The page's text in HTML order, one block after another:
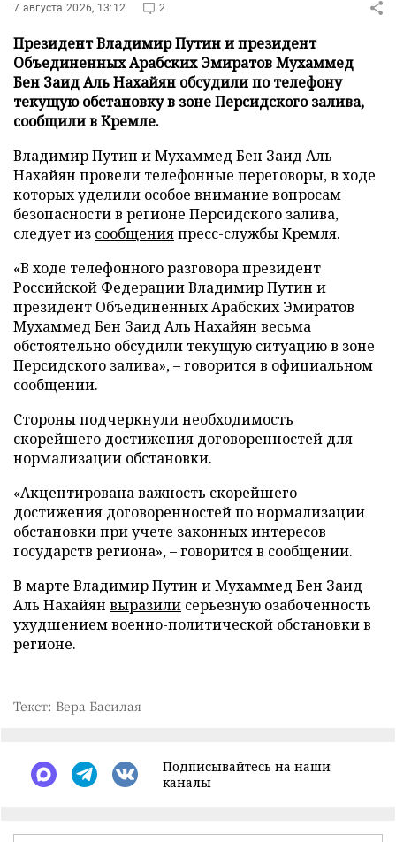
7 августа 2026, 13:12 2
Президент Владимир Путин и президент
Объединенных Арабских Эмиратов Мухаммед
Бен Заид Аль Нахайян обсудили по телефону
текущую обстановку в зоне Персидского залива,
сообщили в Кремле.
Владимир Путин и Мухаммед Бен Заид Аль
Нахайян провели телефонные переговоры, в ходе
которых уделили особое внимание вопросам
безопасности в регионе Персидского залива,
следует из сообщенияпресс-службы Кремля.
«В ходе телефонного разговора президент
Российской Федерации Владимир Путин и
президент Объединенных Арабских Эмиратов
Мухаммед Бен Заид Аль Нахайян весьма
обстоятельно обсудили текущую ситуацию в зоне
Персидского залива», – говорится в официальном
сообщении.
Стороны подчеркнули необходимость
скорейшего достижения договоренностей для
нормализации обстановки.
«Акцентирована важность скорейшего
достижения договоренностей по нормализации
обстановки при учете законных интересов
государств региона», – говорится в сообщении.
В марте Владимир Путин и Мухаммед Бен Заид
Аль Нахайян выразили серьезную озабоченность
ухудшением военно-политической обстановки в
регионе.
Текст: Вера Басилая
Подписывайтесь на наши
каналы